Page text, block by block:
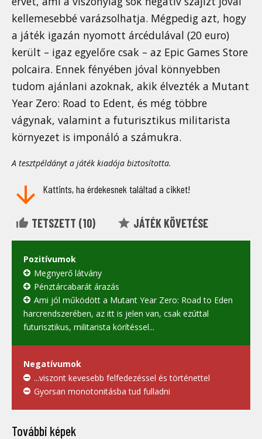
kellemesebbé varázsolhatja. Mégpedig azt, hogy
a játék igazán nyomott árcédulával (20 euro)
került – igaz egyelőre csak – az Epic Games Store
polcaira. Ennek fényében jóval könnyebben
tudom ajánlani azoknak, akik élvezték a Mutant
Year Zero: Road to Edent, és még többre
vágynak, valamint a futurisztikus militarista
környezet is imponáló a számukra.
A tesztpéldányt a játék kiadója biztosította.
Kattints, ha érdekesnek találtad a cikket!
TETSZETT (10) JÁTÉK KÖVETÉSE
Pozitívumok
Megnyerő látvány
Pénztárcabarát árazás
Ami jól működött a Mutant Year Zero: Road to Eden
harcrendszerében, az itt is jelen van, csak ezúttal
futurisztikus, militarista körítéssel...
Negatívumok
...viszont kevesebb felfedezéssel és történettel
Gyorsan monotonitásba tud fulladni
További képek